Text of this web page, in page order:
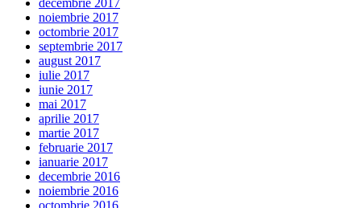
decembrie 2017
noiembrie 2017
octombrie 2017
septembrie 2017
august 2017
iulie 2017
iunie 2017
mai 2017
aprilie 2017
martie 2017
februarie 2017
ianuarie 2017
decembrie 2016
noiembrie 2016
octombrie 2016